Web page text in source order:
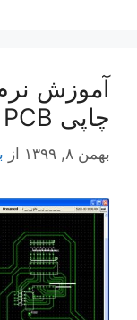
آموزش
چاپی gEDA PCB
بهمن ۸, ۱۳۹۹ از